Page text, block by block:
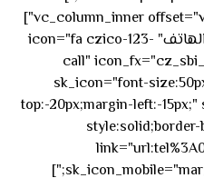
[vc_row_inner][vc_column_inner offset="vc_col-md-4"]
[cz_service_box title="رقم الهاتف" icon="fa czico-123-
call"
sk_icon="font-
top:-20px;margin-left:-